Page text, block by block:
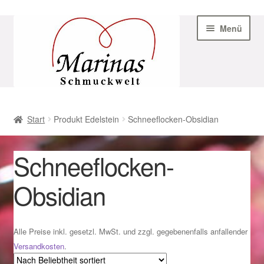
Navigation
Menü
AGB
Beispiel-Seite
Datenschutz
Geschenke zu Ostern 2023
Geschenke zu Ostern 2024
Start Produkt Edelstein Schneeflocken-Obsidian
Schneeflocken-
Obsidian
Alle Preise inkl. gesetzl. MwSt. und zzgl. gegebenenfalls anfallender
Versandkosten.